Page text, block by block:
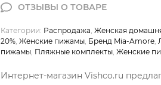
Категории: Распродажа, Женская
20%, Женские пижамы, Бренд Mia-Amore,
пижамы, Пляжные комплекты, Женские
Интернет-магазин Vishco.ru